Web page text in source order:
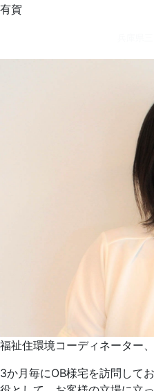
有賀
福祉住環境コーディネーター
3か月毎にOB様宅を訪問して